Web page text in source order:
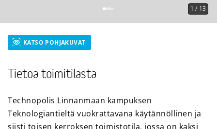
1 / 13
KATSO POHJAKUVAT
Tietoa toimitilasta
Technopolis Linnanmaan kampuksen
Teknologiantieltä vuokrattavana käytännöllinen ja
siisti toisen kerroksen toimistotila, jossa on kaksi